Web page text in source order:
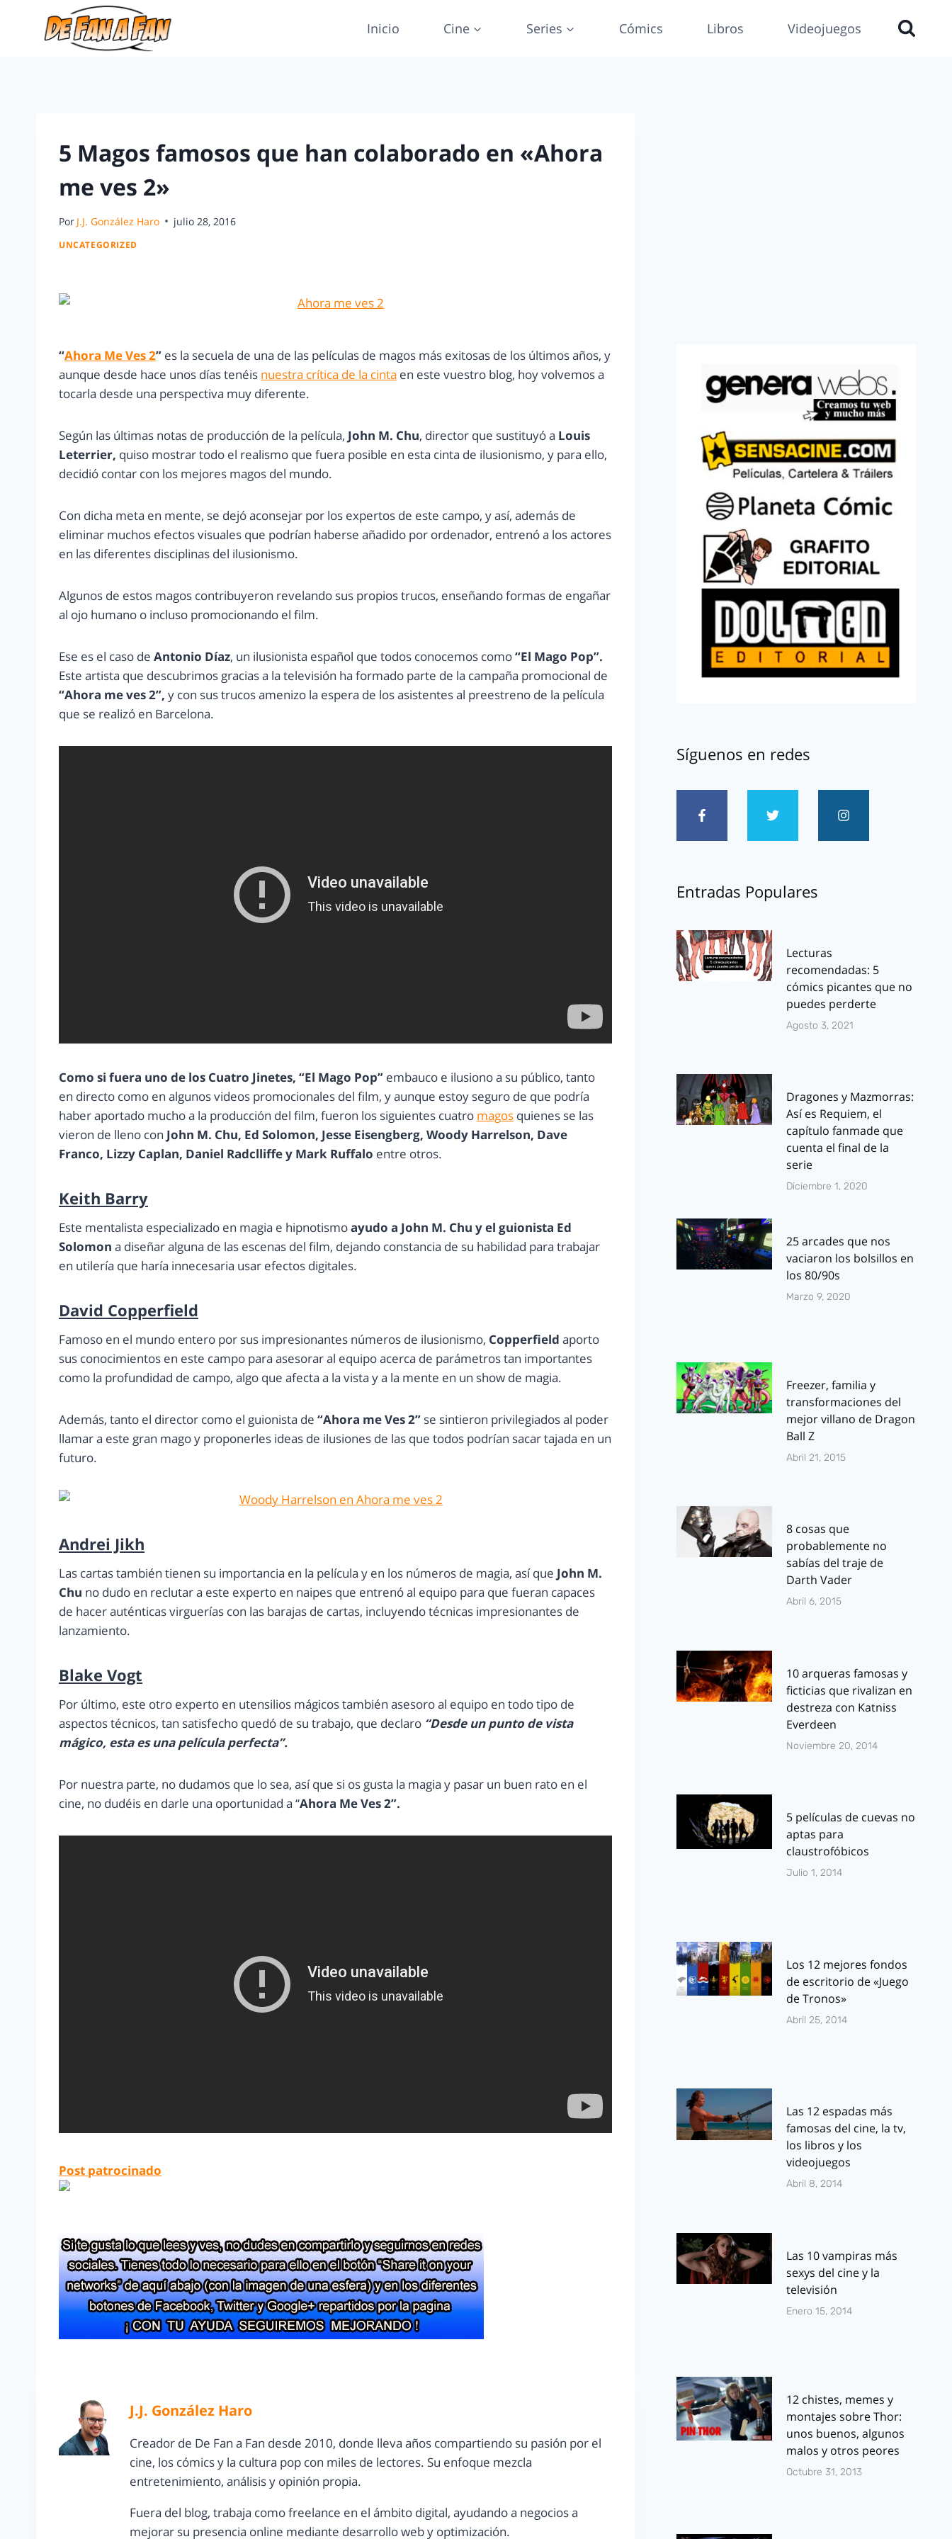
Inicio Cine Series Cómics Libros Videojuegos
5 Magos famosos que han colaborado en «Ahora
me ves 2»
Por J.J. González Haro julio 28, 2016
UNCATEGORIZED
“Ahora Me Ves 2” es la secuela de una de las películas de magos más exitosas de los últimos años, y
aunque desde hace unos días tenéis nuestra crítica de la cinta en este vuestro blog, hoy volvemos a
tocarla desde una perspectiva muy diferente.
Según las últimas notas de producción de la película, John M. Chu, director que sustituyó a Louis
Leterrier, quiso mostrar todo el realismo que fuera posible en esta cinta de ilusionismo, y para ello,
decidió contar con los mejores magos del mundo.
Con dicha meta en mente, se dejó aconsejar por los expertos de este campo, y así, además de
eliminar muchos efectos visuales que podrían haberse añadido por ordenador, entrenó a los actores
en las diferentes disciplinas del ilusionismo.
Algunos de estos magos contribuyeron revelando sus propios trucos, enseñando formas de engañar
al ojo humano o incluso promocionando el film.
Ese es el caso de Antonio Díaz, un ilusionista español que todos conocemos como“El Mago Pop”.
Este artista que descubrimos gracias a la televisión ha formado parte de la campaña promocional de
“Ahora me ves 2”, y con sus trucos amenizo la espera de los asistentes al preestreno de la película
que se realizó en Barcelona.
Como si fuera uno de los Cuatro Jinetes, “El Mago Pop” embauco e ilusiono a su público, tanto
en directo como en algunos videos promocionales del film, y aunque estoy seguro de que podría
haber aportado mucho a la producción del film, fueron los siguientes cuatro magos quienes se las
vieron de lleno con John M. Chu, Ed Solomon, Jesse Eisengberg, Woody Harrelson, Dave
Franco, Lizzy Caplan, Daniel Radclliffe y Mark Ruffalo entre otros.
Keith Barry
Este mentalista especializado en magia e hipnotismoayudo a John M. Chu y el guionista Ed
Solomon a diseñar alguna de las escenas del film, dejando constancia de su habilidad para trabajar
en utilería que haría innecesaria usar efectos digitales.
David Copperfield
Famoso en el mundo entero por sus impresionantes números de ilusionismo, Copperfield aporto
sus conocimientos en este campo para asesorar al equipo acerca de parámetros tan importantes
como la profundidad de campo, algo que afecta a la vista y a la mente en un show de magia.
Además, tanto el director como el guionista de “Ahora me Ves 2” se sintieron privilegiados al poder
llamar a este gran mago y proponerles ideas de ilusiones de las que todos podrían sacar tajada en un
futuro.
Andrei Jikh
Las cartas también tienen su importancia en la película y en los números de magia, así que John M.
Chu no dudo en reclutar a este experto en naipes que entrenó al equipo para que fueran capaces
de hacer auténticas virguerías con las barajas de cartas, incluyendo técnicas impresionantes de
lanzamiento.
Blake Vogt
Por último, este otro experto en utensilios mágicos también asesoro al equipo en todo tipo de
aspectos técnicos, tan satisfecho quedó de su trabajo, que declaro “Desde un punto de vista
mágico, esta es una película perfecta”.
Por nuestra parte, no dudamos que lo sea, así que si os gusta la magia y pasar un buen rato en el
cine, no dudéis en darle una oportunidad a “Ahora Me Ves 2”.
Post patrocinado
J.J. González Haro
Creador de De Fan a Fan desde 2010, donde lleva años compartiendo su pasión por el
cine, los cómics y la cultura pop con miles de lectores. Su enfoque mezcla
entretenimiento, análisis y opinión propia.
Fuera del blog, trabaja como freelance en el ámbito digital, ayudando a negocios a
mejorar su presencia online mediante desarrollo web y optimización.
Síguenos en redes
Entradas Populares
Lecturas
recomendadas: 5
cómics picantes que no
puedes perderte
Agosto 3, 2021
Dragones y Mazmorras:
Así es Requiem, el
capítulo fanmade que
cuenta el final de la
serie
Diciembre 1, 2020
25 arcades que nos
vaciaron los bolsillos en
los 80/90s
Marzo 9, 2020
Freezer, familia y
transformaciones del
mejor villano de Dragon
Ball Z
Abril 21, 2015
8 cosas que
probablemente no
sabías del traje de
Darth Vader
Abril 6, 2015
10 arqueras famosas y
ficticias que rivalizan en
destreza con Katniss
Everdeen
Noviembre 20, 2014
5 películas de cuevas no
aptas para
claustrofóbicos
Julio 1, 2014
Los 12 mejores fondos
de escritorio de «Juego
de Tronos»
Abril 25, 2014
Las 12 espadas más
famosas del cine, la tv,
los libros y los
videojuegos
Abril 8, 2014
Las 10 vampiras más
sexys del cine y la
televisión
Enero 15, 2014
12 chistes, memes y
montajes sobre Thor:
unos buenos, algunos
malos y otros peores
Octubre 31, 2013